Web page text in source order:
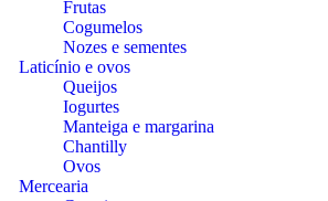
Frutas
Cogumelos
Nozes e sementes
Laticínio e ovos
Queijos
Iogurtes
Manteiga e margarina
Chantilly
Ovos
Mercearia